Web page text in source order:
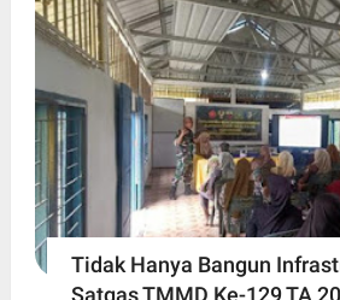
Tidak Hanya Bangun
Satgas TMMD Ke-129 TA